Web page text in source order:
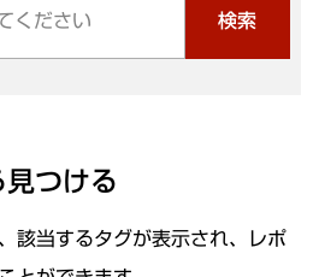
検索
つける
該当するタグが表示され、レポ